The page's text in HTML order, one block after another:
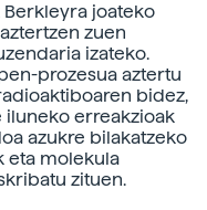
joateko
zuen
izateko.
prozesua aztertu
bidez,
iluneko erreakzioak
azukre bilakatzeko
eta molekula
zituen.